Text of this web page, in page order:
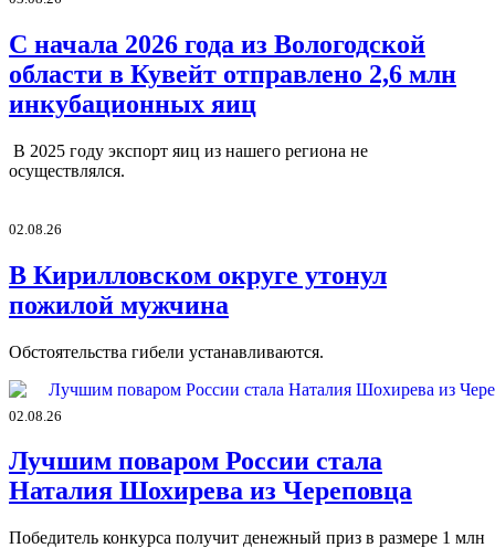
С начала 2026 года из Вологодской
области в Кувейт отправлено 2,6 млн
инкубационных яиц
В 2025 году экспорт яиц из нашего региона не
осуществлялся.
02.08.26
В Кирилловском округе утонул
пожилой мужчина
Обстоятельства гибели устанавливаются.
02.08.26
Лучшим поваром России стала
Наталия Шохирева из Череповца
Победитель конкурса получит денежный приз в размере 1 млн